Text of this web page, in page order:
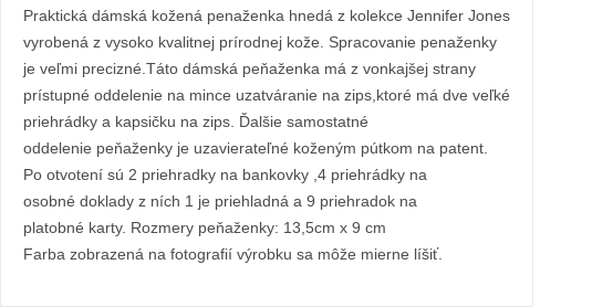
Praktická dámská kožená penaženka hnedá z kolekce Jennifer Jones
vyrobená z vysoko kvalitnej prírodnej kože. Spracovanie penaženky
je veľmi precizné.Táto dámská peňaženka má z vonkajšej strany
prístupné oddelenie na mince uzatváranie na zips,ktoré má dve veľké
priehrádky a kapsičku na zips. Ďalšie samostatné
oddelenie peňaženky je uzavierateľné koženým pútkom na patent.
Po otvotení sú 2 priehradky na bankovky ,4 priehrádky na
osobné doklady z ních 1 je priehladná a 9 priehradok na
platobné karty. Rozmery peňaženky: 13,5cm x 9 cm
Farba zobrazená na fotografií výrobku sa môže mierne líšiť.